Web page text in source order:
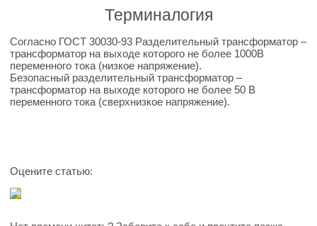
Терминалогия
Согласно ГОСТ 30030-93 Разделительный трансформатор –
трансформатор на выходе которого не более 1000В
переменного тока (низкое напряжение).
Безопасный разделительный трансформатор –
трансформатор на выходе которого не более 50 В
переменного тока (сверхнизкое напряжение).
Оцените статью: